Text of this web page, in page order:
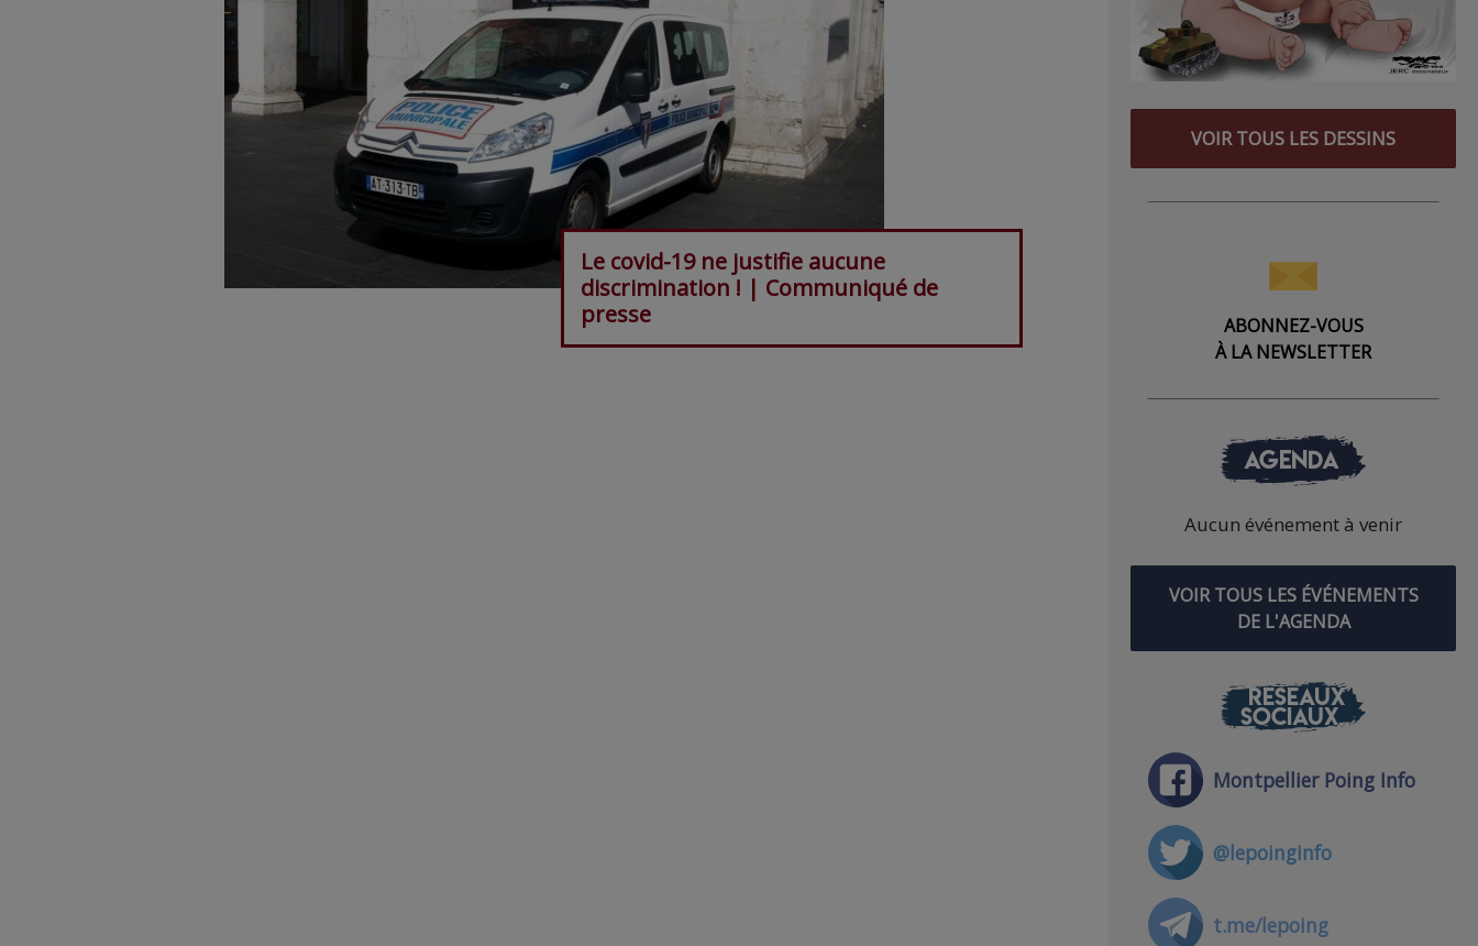
Le covid-19 ne justifie aucune
discrimination ! | Communiqué de
presse
VOIR TOUS LES DESSINS
ABONNEZ-VOUS
À LA NEWSLETTER
AGENDA
Aucun événement à venir
VOIR TOUS LES ÉVÉNEMENTS
DE L'AGENDA
RÉSEAUX
SOCIAUX
Montpellier Poing Info
@lepoinginfo
t.me/lepoing